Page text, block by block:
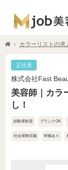
カラーリストの求
正社員
株式会社Fast
美容師｜カラ
し！
経験者歓迎 ブランクOK
社会保険完備 研修あり